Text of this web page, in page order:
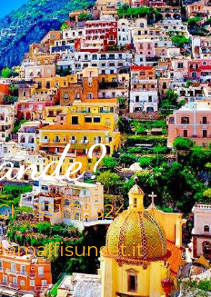
- 331 7832451